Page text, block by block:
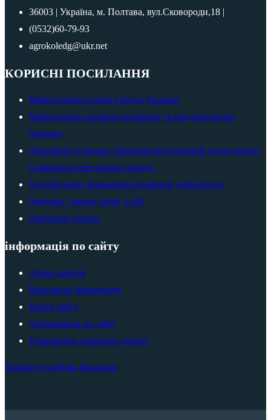
36003 | Україна, м. Полтава, вул.Сковороди,18 |
(0532)60-79-93
agrokoledg@ukr.net
КОРИСНІ ПОСИЛАННЯ
Міністерство освіти і науки України
Міністерство аграрної політики та продовольства
України
Державна установа «Науково-методичний центр вищої
та фахової передвищої освіти»
Полтавський державний аграрний університет
Урядова "гаряча лінія" 1545
Урядовий портал
інформація по сайту
Архів записів
Контактна інформація
Карта сайту
Авторизація на сайті
Електронна скринька довіри
Youtube Facebook Instagram